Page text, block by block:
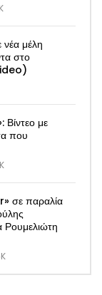
νέα μέλη
στο
Βίντεο με
που
σε παραλία
Ρουμελιώτη